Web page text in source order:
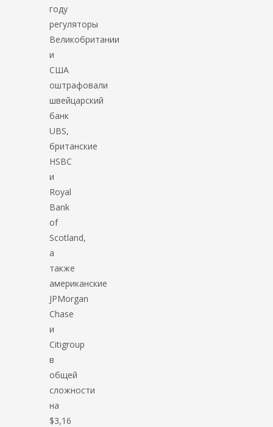
году
регуляторы
Великобритании
и
США
оштрафовали
швейцарский
банк
UBS,
британские
HSBC
и
Royal
Bank
of
Scotland,
а
также
американские
JPMorgan
Chase
и
Citigroup
в
общей
сложности
на
$3,16